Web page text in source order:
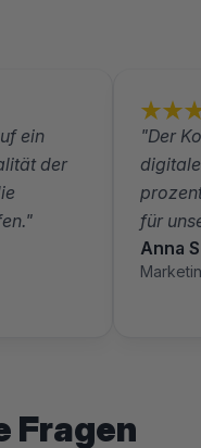
ein
der
"Der
für
Anna
Fragen